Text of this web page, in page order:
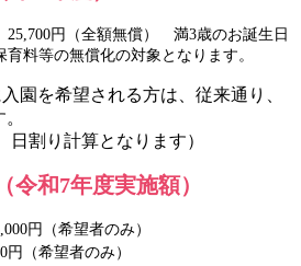
円（全額無償） 満3歳のお誕生日
育料等の無償化の対象となります。
園を希望される方は、従来通り、
日割り計算となります）
令和7年度実施額）
円（希望者のみ）
円（希望者のみ）